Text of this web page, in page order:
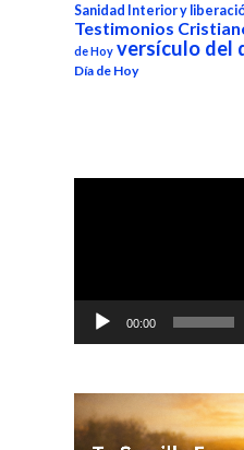
Sanidad Interior y
Testimonios
de Hoy versículo del
Día de Hoy
Reproductor
00:00